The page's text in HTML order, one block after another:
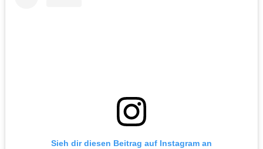
Sieh dir diesen Beitrag auf Instagram an